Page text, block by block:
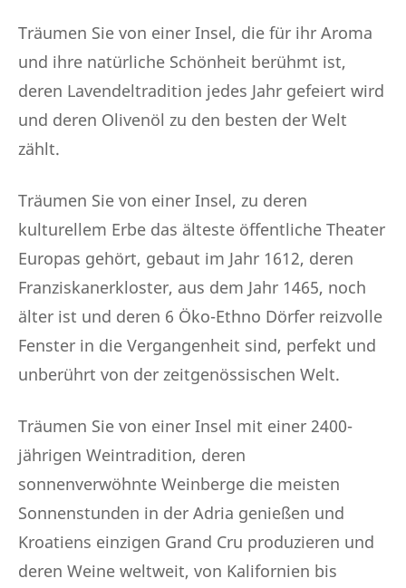
Träumen Sie von einer Insel, die für ihr Aroma
und ihre natürliche Schönheit berühmt ist,
deren Lavendeltradition jedes Jahr gefeiert wird
und deren Olivenöl zu den besten der Welt
zählt.
Träumen Sie von einer Insel, zu deren
kulturellem Erbe das älteste öffentliche Theater
Europas gehört, gebaut im Jahr 1612, deren
Franziskanerkloster, aus dem Jahr 1465, noch
älter ist und deren 6 Öko-Ethno Dörfer reizvolle
Fenster in die Vergangenheit sind, perfekt und
unberührt von der zeitgenössischen Welt.
Träumen Sie von einer Insel mit einer 2400-
jährigen Weintradition, deren
sonnenverwöhnte Weinberge die meisten
Sonnenstunden in der Adria genießen und
Kroatiens einzigen Grand Cru produzieren und
deren Weine weltweit, von Kalifornien bis